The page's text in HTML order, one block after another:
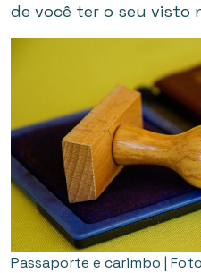
de você ter o seu visto
Passaporte e carimbo |